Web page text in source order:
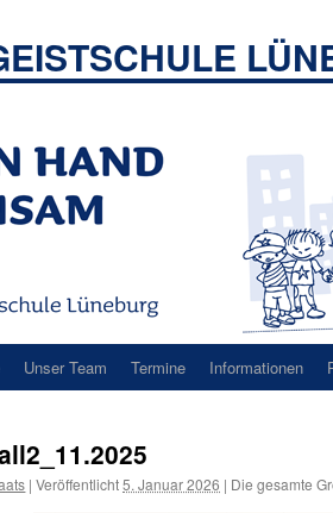
Unser Team Termine Informationen
| Veröffentlicht 5. Januar 2026 | Die gesamte